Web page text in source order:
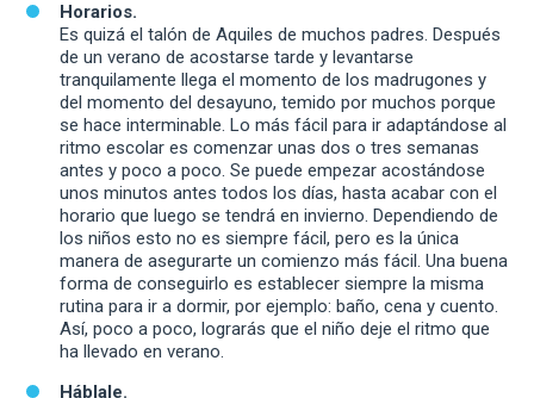
Horarios.
Es quizá el talón de Aquiles de muchos padres. Después
de un verano de acostarse tarde y levantarse
tranquilamente llega el momento de los madrugones y
del momento del desayuno, temido por muchos porque
se hace interminable. Lo más fácil para ir adaptándose al
ritmo escolar es comenzar unas dos o tres semanas
antes y poco a poco. Se puede empezar acostándose
unos minutos antes todos los días, hasta acabar con el
horario que luego se tendrá en invierno. Dependiendo de
los niños esto no es siempre fácil, pero es la única
manera de asegurarte un comienzo más fácil. Una buena
forma de conseguirlo es establecer siempre la misma
rutina para ir a dormir, por ejemplo: baño, cena y cuento.
Así, poco a poco, lograrás que el niño deje el ritmo que
ha llevado en verano.
Háblale.